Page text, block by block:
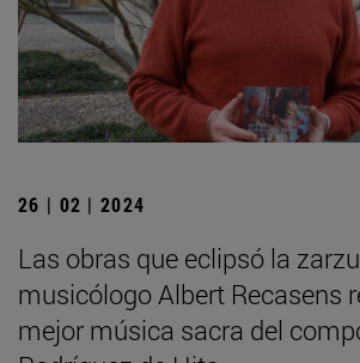
26 | 02 | 2024
Las obras que eclipsó la
musicólogo Albert Recasens
mejor música sacra del